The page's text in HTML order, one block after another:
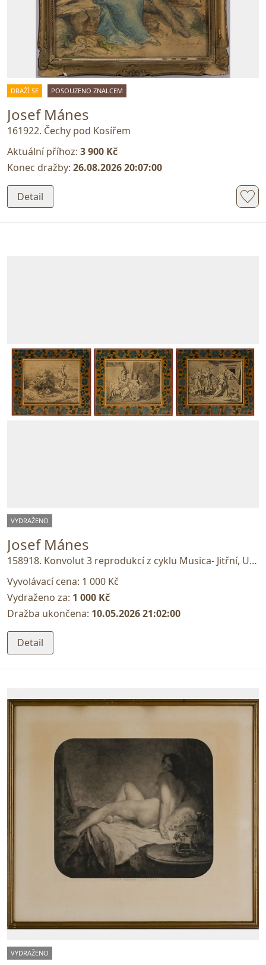
DRAŽÍ SE POSOUZENO ZNALCEM
Josef Mánes
161922. Čechy pod Kosířem
Aktuální příhoz: 3 900 Kč
Konec dražby: 26.08.2026 20:07:00
Detail
VYDRAŽENO
Josef Mánes
158918. Konvolut 3 reprodukcí z cyklu Musica- Jitřní, Ukolébavka, Milostná
Vyvolávací cena: 1 000 Kč
Vydraženo za: 1 000 Kč
Dražba ukončena: 10.05.2026 21:02:00
Detail
VYDRAŽENO